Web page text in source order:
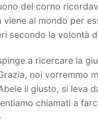
del corno
al mondo per
secondo la volontà
a ricercare la
noi
il giusto, si leva
chiamati a